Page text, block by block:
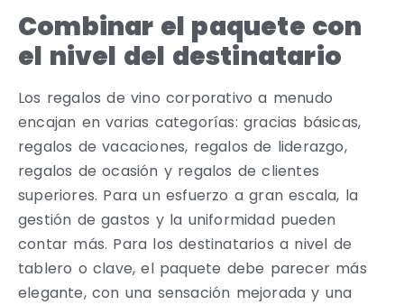
Combinar el paquete con
el nivel del destinatario
Los regalos de vino corporativo a menudo
encajan en varias categorías: gracias básicas,
regalos de vacaciones, regalos de liderazgo,
regalos de ocasión y regalos de clientes
superiores. Para un esfuerzo a gran escala, la
gestión de gastos y la uniformidad pueden
contar más. Para los destinatarios a nivel de
tablero o clave, el paquete debe parecer más
elegante, con una sensación mejorada y una